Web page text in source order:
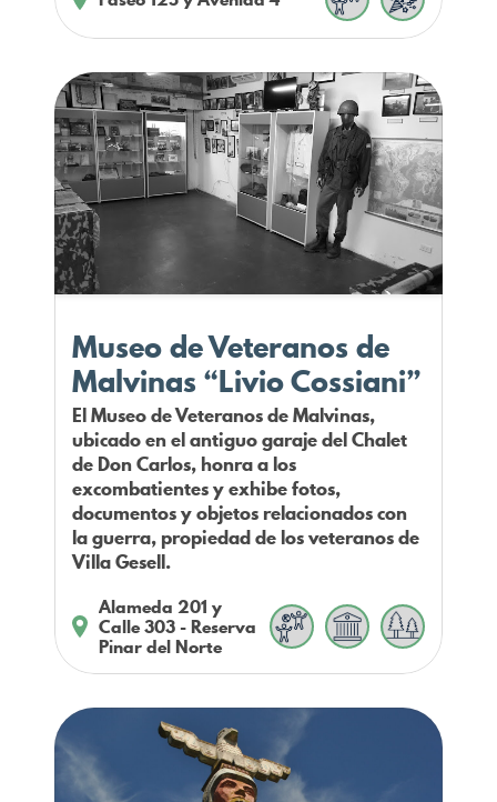
Museo de Veteranos de
Malvinas “Livio Cossiani”
El Museo de Veteranos de Malvinas,
ubicado en el antiguo garaje del Chalet
de Don Carlos, honra a los
excombatientes y exhibe fotos,
documentos y objetos relacionados con
la guerra, propiedad de los veteranos de
Villa Gesell.
Alameda 201 y
Calle 303 - Reserva
Pinar del Norte